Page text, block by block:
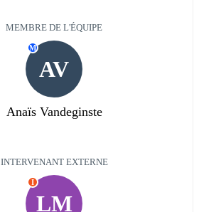
MEMBRE DE L'ÉQUIPE
AV
M
Anaïs Vandeginste
INTERVENANT EXTERNE
LM
I